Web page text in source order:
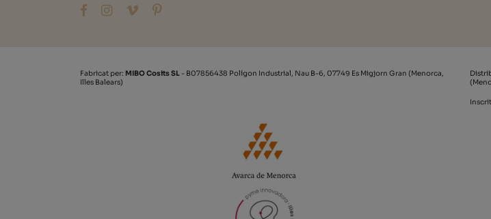
Fabricat per: MIBO Cosits SL - B07856438 Polígon Industrial, Nau B-6, 07749 Es Migjorn Gran (Menorca,
Illes Balears)